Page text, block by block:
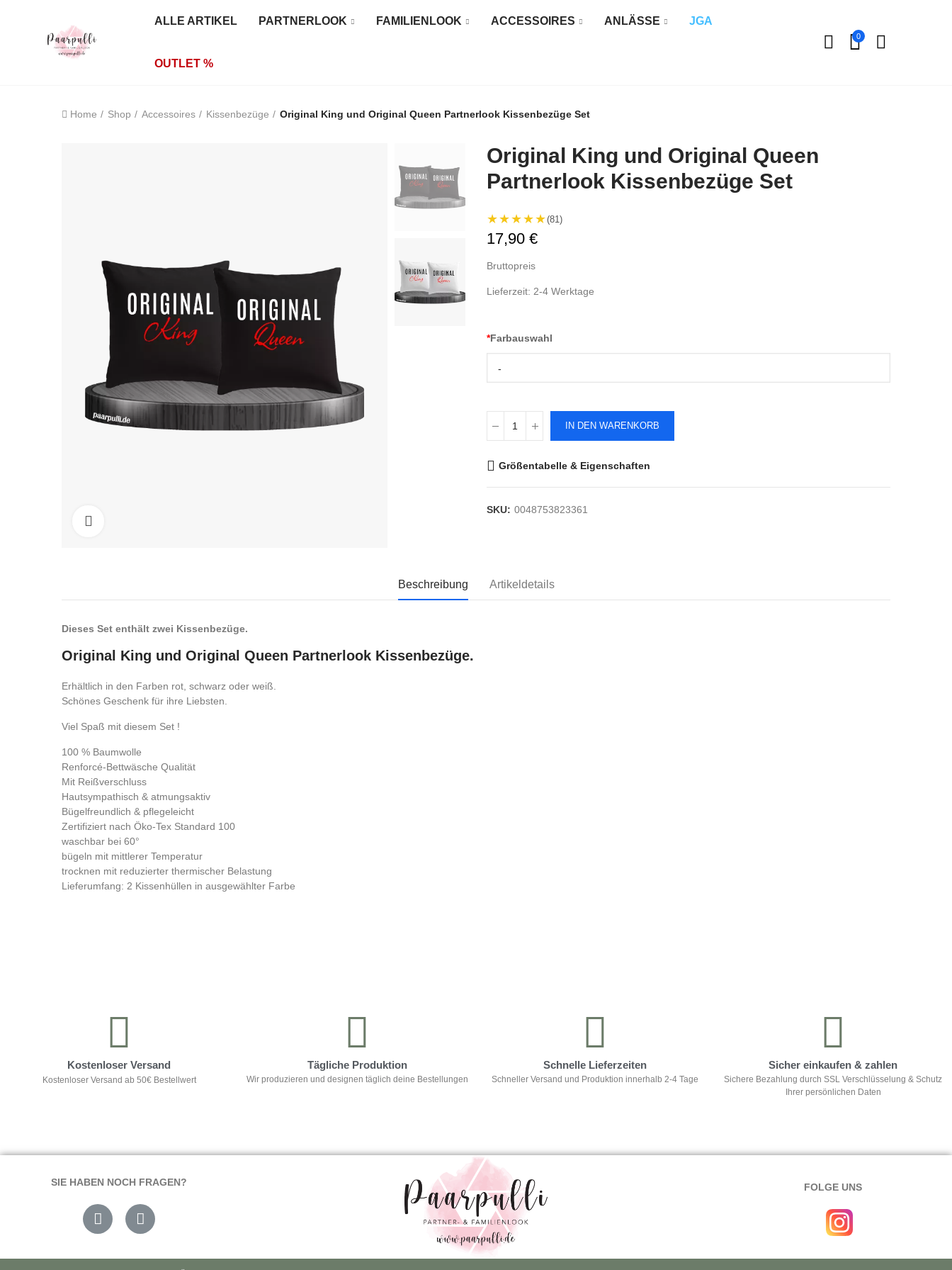
ALLE ARTIKEL PARTNERLOOK FAMILIENLOOK ACCESSOIRES ANLÄSSE JGA
OUTLET %
0
Home Shop Accessoires Kissenbezüge Original King und Original Queen Partnerlook Kissenbezüge Set
Original King und Original Queen
Partnerlook Kissenbezüge Set
★★★★★(81)
17,90 €
Bruttopreis
Lieferzeit: 2-4 Werktage
*Farbauswahl
-
IN DEN WARENKORB
Größentabelle & Eigenschaften
SKU: 0048753823361
Beschreibung Artikeldetails
Dieses Set enthält zwei Kissenbezüge.
Original King und Original Queen Partnerlook Kissenbezüge.
Erhältlich in den Farben rot, schwarz oder weiß.
Schönes Geschenk für ihre Liebsten.
Viel Spaß mit diesem Set !
100 % Baumwolle
Renforcé-Bettwäsche Qualität
Mit Reißverschluss
Hautsympathisch & atmungsaktiv
Bügelfreundlich & pflegeleicht
Zertifiziert nach Öko-Tex Standard 100
waschbar bei 60°
bügeln mit mittlerer Temperatur
trocknen mit reduzierter thermischer Belastung
Lieferumfang: 2 Kissenhüllen in ausgewählter Farbe
Kostenloser Versand
Kostenloser Versand ab 50€ Bestellwert
Tägliche Produktion
Wir produzieren und designen täglich deine Bestellungen
Schnelle Lieferzeiten
Schneller Versand und Produktion innerhalb 2-4 Tage
Sicher einkaufen & zahlen
Sichere Bezahlung durch SSL Verschlüsselung & Schutz
Ihrer persönlichen Daten
SIE HABEN NOCH FRAGEN? FOLGE UNS